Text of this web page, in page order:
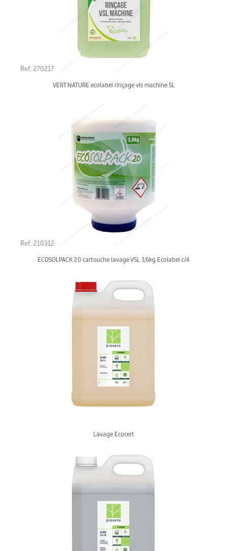
Ref. 270217
VERT NATURE ecolabel rinçage vls machine 5L
Ref. 210312
ECOSOLPACK 20 cartouche lavage VSL 3,6kg Ecolabel c/4
Lavage Ecocert